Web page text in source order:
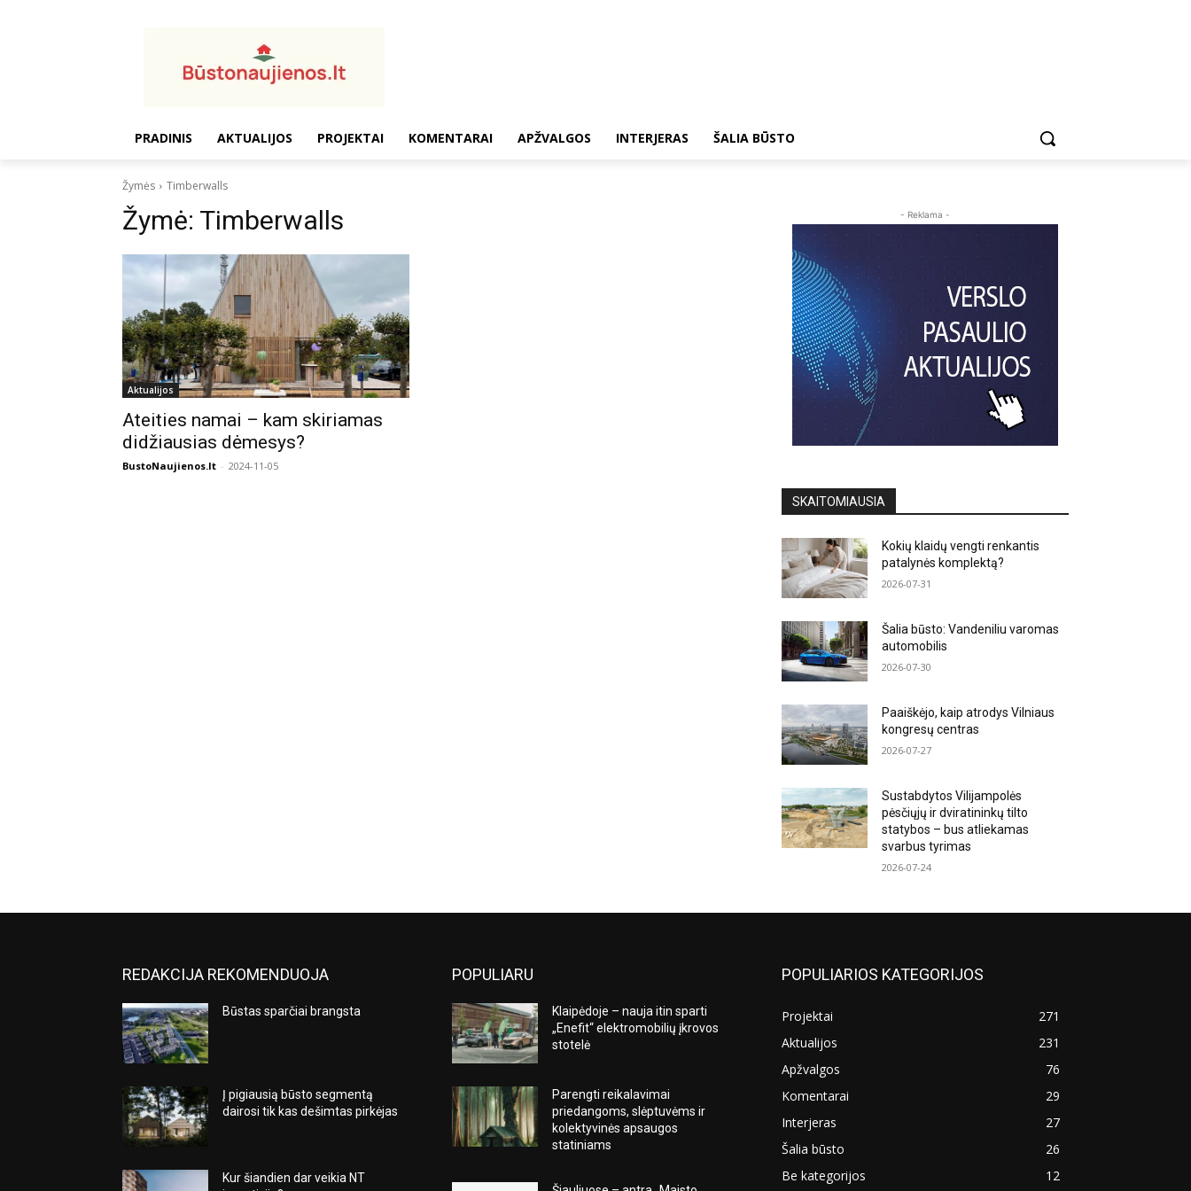
PRADINIS AKTUALIJOS PROJEKTAI KOMENTARAI APŽVALGOS INTERJERAS ŠALIA BŪSTO
Žymės Timberwalls
Žymė: Timberwalls
Aktualijos
Ateities namai – kam skiriamas
didžiausias dėmesys?
BustoNaujienos.lt - 2024-11-05
- Reklama -
SKAITOMIAUSIA
Kokių klaidų vengti renkantis
patalynės komplektą?
2026-07-31
Šalia būsto: Vandeniliu varomas
automobilis
2026-07-30
Paaiškėjo, kaip atrodys Vilniaus
kongresų centras
2026-07-27
Sustabdytos Vilijampolės
pėsčiųjų ir dviratininkų tilto
statybos – bus atliekamas
svarbus tyrimas
2026-07-24
REDAKCIJA REKOMENDUOJA
Būstas sparčiai brangsta
Į pigiausią būsto segmentą
dairosi tik kas dešimtas pirkėjas
Kur šiandien dar veikia NT
POPULIARU
Klaipėdoje – nauja itin sparti
„Enefit“ elektromobilių įkrovos
stotelė
Parengti reikalavimai
priedangoms, slėptuvėms ir
kolektyvinės apsaugos
statiniams
POPULIARIOS KATEGORIJOS
Projektai
271
Aktualijos
231
Apžvalgos
76
Komentarai
29
Interjeras
27
Šalia būsto
26
Be kategorijos
12